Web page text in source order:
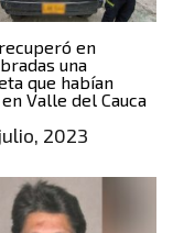
en
una
que habían
Valle del Cauca
2023